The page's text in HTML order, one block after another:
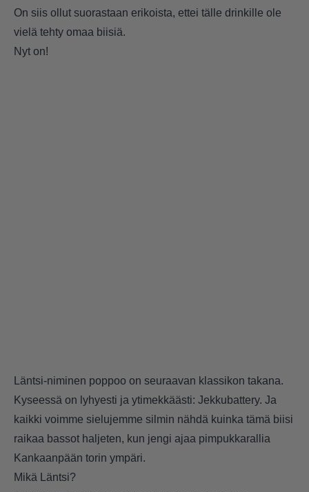
On siis ollut suorastaan erikoista, ettei tälle drinkille ole
vielä tehty omaa biisiä.
Nyt on!
Läntsi-niminen poppoo on seuraavan klassikon takana.
Kyseessä on lyhyesti ja ytimekkäästi: Jekkubattery. Ja
kaikki voimme sielujemme silmin nähdä kuinka tämä biisi
raikaa bassot haljeten, kun jengi ajaa pimpukkarallia
Kankaanpään torin ympäri.
Mikä Läntsi?